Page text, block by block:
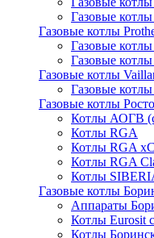
Газовые
Газовые котлы
Газовые
Газовые
Газовые котлы
Газовые
Газовые котлы
Котлы АОГВ
Котлы RGA
Котлы RGA
Котлы RGA
Котлы
Газовые котлы
Аппараты
Котлы Eurosit
Котлы